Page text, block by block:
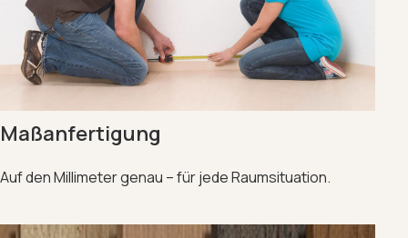
Maßanfertigung
Auf den Millimeter genau – für jede Raumsituation.